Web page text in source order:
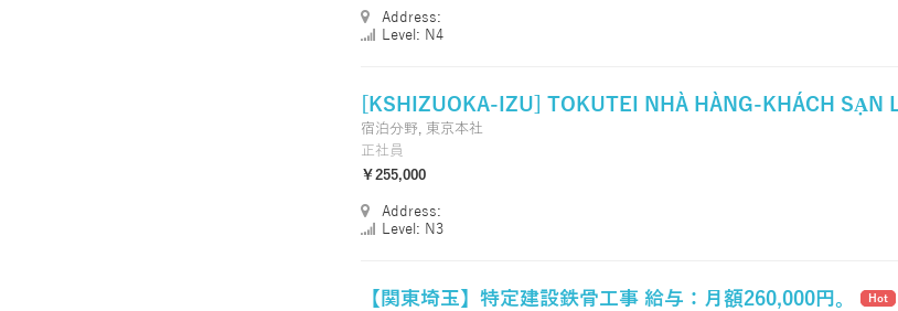
Address:
Level: N4
[KSHIZUOKA-IZU] TOKUTEI NHÀ HÀNG-KHÁCH SẠN
宿泊分野, 東京本社
正社員
￥255,000
Address:
Level: N3
【関東埼玉】特定建設鉄骨工事 給与：月額260,000円。 Hot